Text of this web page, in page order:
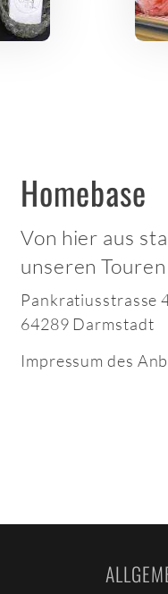
Homebase
Von hier aus
unseren Touren
Pankratiusstrasse
64289 Darmstadt
Impressum des